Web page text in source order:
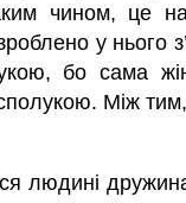
чином, це
у нього
бо сама
Між
людині